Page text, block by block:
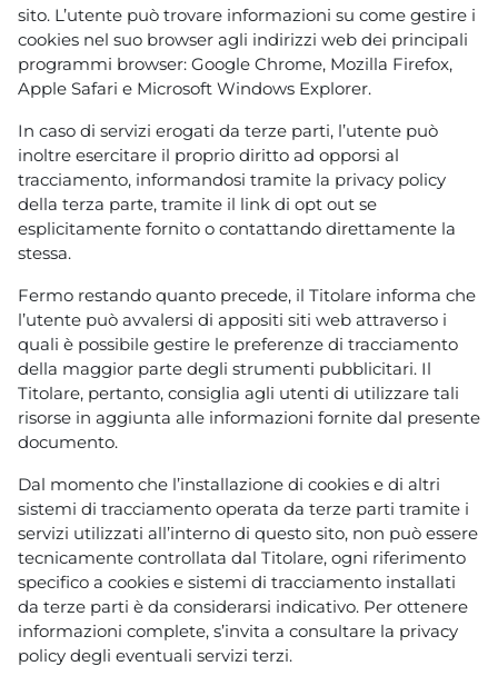
sito. L’utente può trovare informazioni su come gestire i
cookies nel suo browser agli indirizzi web dei principali
programmi browser: Google Chrome, Mozilla Firefox,
Apple Safari e Microsoft Windows Explorer.
In caso di servizi erogati da terze parti, l’utente può
inoltre esercitare il proprio diritto ad opporsi al
tracciamento, informandosi tramite la privacy policy
della terza parte, tramite il link di opt out se
esplicitamente fornito o contattando direttamente la
stessa.
Fermo restando quanto precede, il Titolare informa che
l’utente può avvalersi di appositi siti web attraverso i
quali è possibile gestire le preferenze di tracciamento
della maggior parte degli strumenti pubblicitari. Il
Titolare, pertanto, consiglia agli utenti di utilizzare tali
risorse in aggiunta alle informazioni fornite dal presente
documento.
Dal momento che l’installazione di cookies e di altri
sistemi di tracciamento operata da terze parti tramite i
servizi utilizzati all’interno di questo sito, non può essere
tecnicamente controllata dal Titolare, ogni riferimento
specifico a cookies e sistemi di tracciamento installati
da terze parti è da considerarsi indicativo. Per ottenere
informazioni complete, s’invita a consultare la privacy
policy degli eventuali servizi terzi.